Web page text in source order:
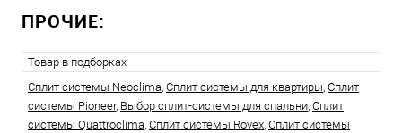
ПРОЧИЕ:
Товар в подборках
Сплит системы Neoclima, Сплит системы для квартиры, Сплит
системы Pioneer, Выбор сплит-системы для спальни, Сплит
системы Quattroclima, Сплит системы Rovex, Сплит системы